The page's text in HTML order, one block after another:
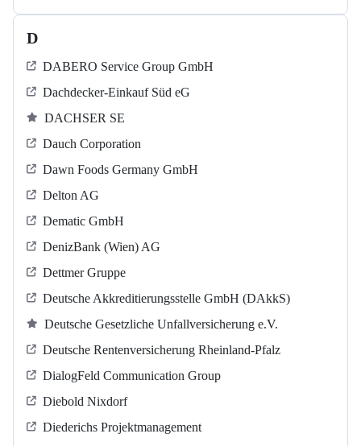
D
DABERO Service Group GmbH
Dachdecker-Einkauf Süd eG
DACHSER SE
Dauch Corporation
Dawn Foods Germany GmbH
Delton AG
Dematic GmbH
DenizBank (Wien) AG
Dettmer Gruppe
Deutsche Akkreditierungsstelle GmbH (DAkkS)
Deutsche Gesetzliche Unfallversicherung e.V.
Deutsche Rentenversicherung Rheinland-Pfalz
DialogFeld Communication Group
Diebold Nixdorf
Diederichs Projektmanagement